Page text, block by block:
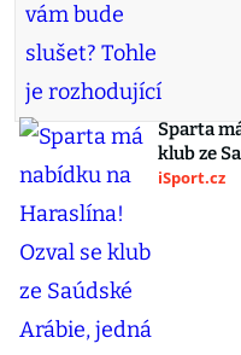
Sparta
klub ze
iSport.cz